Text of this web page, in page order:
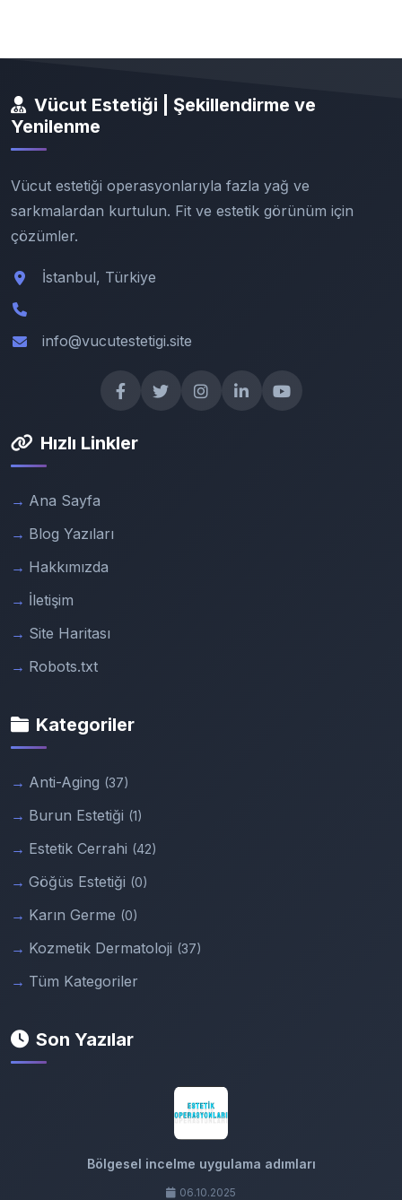
Vücut Estetiği | Şekillendirme ve
Yenilenme
Vücut estetiği operasyonlarıyla fazla yağ ve
sarkmalardan kurtulun. Fit ve estetik görünüm için
çözümler.
İstanbul, Türkiye
info@vucutestetigi.site
Hızlı Linkler
Ana Sayfa
Blog Yazıları
Hakkımızda
İletişim
Site Haritası
Robots.txt
Kategoriler
Anti-Aging (37)
Burun Estetiği (1)
Estetik Cerrahi (42)
Göğüs Estetiği (0)
Karın Germe (0)
Kozmetik Dermatoloji (37)
Tüm Kategoriler
Son Yazılar
Bölgesel incelme uygulama adımları
06.10.2025